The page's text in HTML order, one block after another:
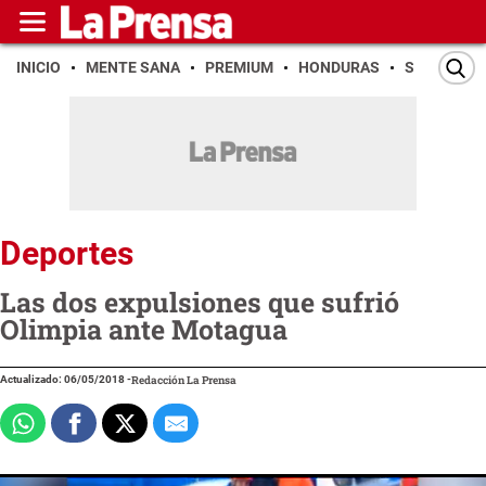
INICIO MENTE SANA PREMIUM HONDURAS SAN PEDRO
Deportes
Las dos expulsiones que sufrió
Olimpia ante Motagua
Actualizado: 06/05/2018-Redacción La Prensa